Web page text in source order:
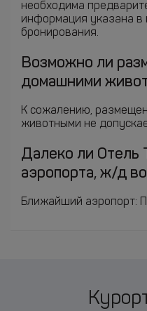
необходима
информация указана в
бронирования.
Возможно ли
домашними
К сожалению,
животными не
Далеко ли Отель
аэропорта, ж/д
Ближайший аэропорт: